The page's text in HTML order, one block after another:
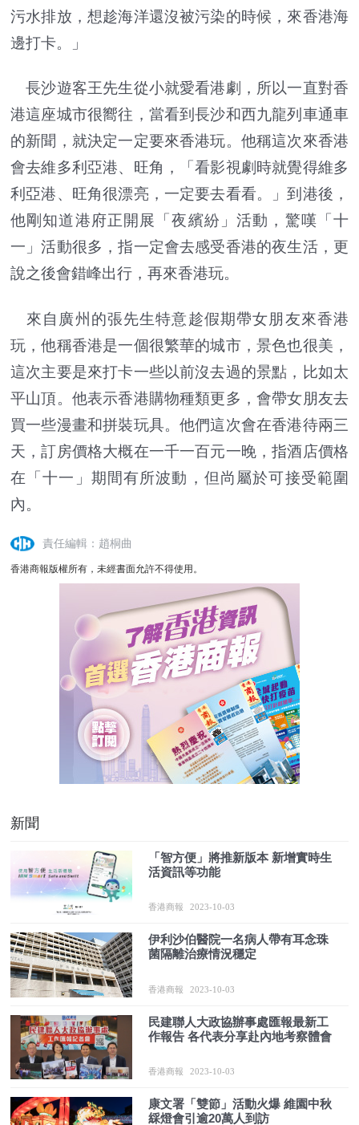
污水排放，想趁海洋還沒被污染的時候，來香港海
邊打卡。」
長沙遊客王先生從小就愛看港劇，所以一直對香
港這座城市很嚮往，當看到長沙和西九龍列車通車
的新聞，就決定一定要來香港玩。他稱這次來香港
會去維多利亞港、旺角，「看影視劇時就覺得維多
利亞港、旺角很漂亮，一定要去看看。」到港後，
他剛知道港府正開展「夜繽紛」活動，驚嘆「十
一」活動很多，指一定會去感受香港的夜生活，更
說之後會錯峰出行，再來香港玩。
來自廣州的張先生特意趁假期帶女朋友來香港
玩，他稱香港是一個很繁華的城市，景色也很美，
這次主要是來打卡一些以前沒去過的景點，比如太
平山頂。他表示香港購物種類更多，會帶女朋友去
買一些漫畫和拼裝玩具。他們這次會在香港待兩三
天，訂房價格大概在一千一百元一晚，指酒店價格
在「十一」期間有所波動，但尚屬於可接受範圍
內。
責任編輯：趙桐曲
香港商報版權所有，未經書面允許不得使用。
新聞
「智方便」將推新版本 新增實時生
活資訊等功能
香港商報 2023-10-03
伊利沙伯醫院一名病人帶有耳念珠
菌隔離治療情況穩定
香港商報 2023-10-03
民建聯人大政協辦事處匯報最新工
作報告 各代表分享赴內地考察體會
香港商報 2023-10-03
康文署「雙節」活動火爆 維園中秋
綵燈會引逾20萬人到訪